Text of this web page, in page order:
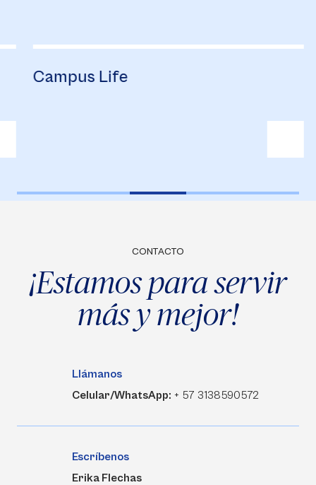
Campus Life
CONTACTO
¡Estamos para servir
más y mejor!
Llámanos
Celular/WhatsApp: + 57 3138590572
Escríbenos
Erika Flechas